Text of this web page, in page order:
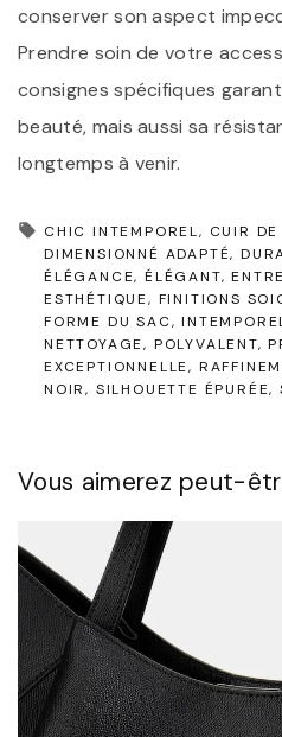
conserver son aspect
Prendre soin de votre
consignes spécifiques
beauté, mais aussi sa
longtemps à venir.
CHIC INTEMPOREL
CUIR
DIMENSIONNÉ ADAPTÉ
ÉLÉGANCE ÉLÉGANT
ESTHÉTIQUE FINITIONS
FORME DU SAC
NETTOYAGE POLYVALENT
EXCEPTIONNELLE
NOIR SILHOUETTE ÉPURÉE
Vous aimerez peut-